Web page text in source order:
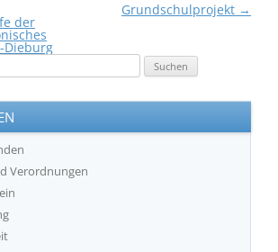
der
Dieburg
Grundschulprojekt →
Verordnungen